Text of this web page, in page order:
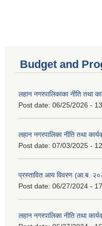
Budget and
लहान नगरपालिकाका नीति
Post date: 06/25/2026 -
लहान नगरपालिका नीति तथा
Post date: 07/03/2025 -
प्रस्तावित आय विवरण (आ.ब.
Post date: 06/27/2024 -
लहान नगरपालिका नीति तथा